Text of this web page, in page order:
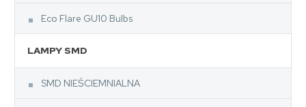
Eco Flare GU10 Bulbs
LAMPY SMD
SMD NIEŚCIEMNIALNA